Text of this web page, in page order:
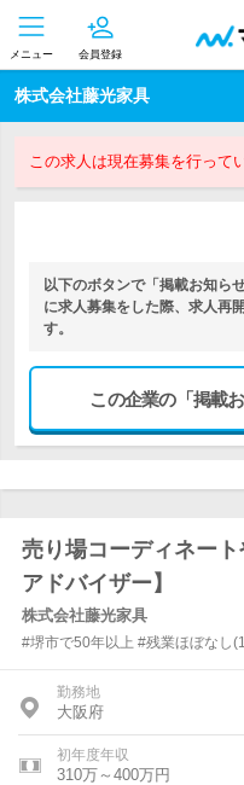
メニュー 会員登録
株式会社藤光家具
この求人は現在募集を行って
以下のボタンで「掲載お知ら
に求人募集をした際、求人再
す。
この企業の「掲載
売り場コーディネー
アドバイザー】
株式会社藤光家具
#堺市で50年以上 #残業ほぼなし
勤務地
大阪府
初年度年収
310万～400万円